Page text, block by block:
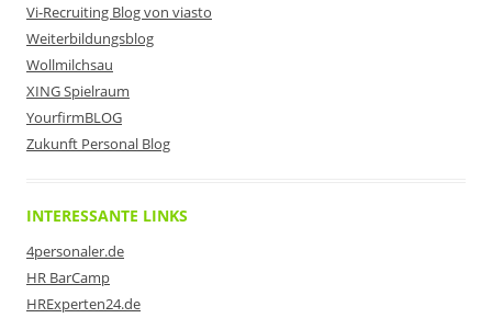
Vi-Recruiting Blog von viasto
Weiterbildungsblog
Wollmilchsau
XING Spielraum
YourfirmBLOG
Zukunft Personal Blog
INTERESSANTE LINKS
4personaler.de
HR BarCamp
HRExperten24.de